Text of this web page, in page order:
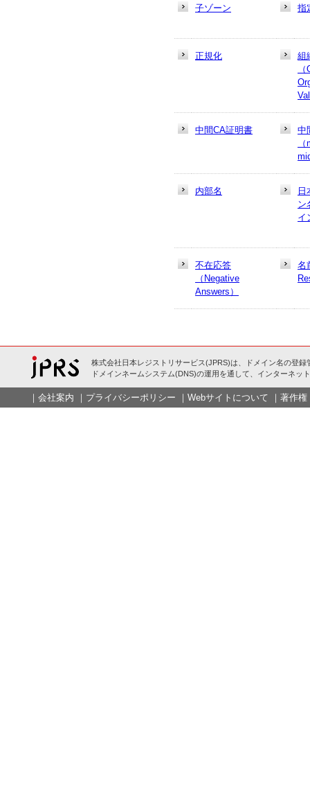
子ゾーン 指
正規化
組
中間CA証明書
中
内部名
日
ン
イ
不在応答
（Negative
Answers）
名
株式会社日本レジストリサービス(JPRS)は、ドメイン名の登録
ドメインネームシステム(DNS)の運用を通して、インターネッ
｜ 会社案内 ｜ プライバシーポリシー ｜ Webサイトについて ｜ 著作権